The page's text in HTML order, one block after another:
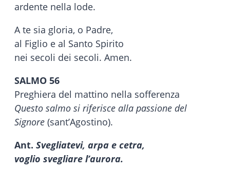
ardente nella lode.
A te sia gloria, o Padre,
al Figlio e al Santo Spirito
nei secoli dei secoli. Amen.
SALMO 56
Preghiera del mattino nella sofferenza
Questo salmo si riferisce alla passione del
Signore (sant’Agostino).
Ant. Svegliatevi, arpa e cetra,
voglio svegliare l’aurora.